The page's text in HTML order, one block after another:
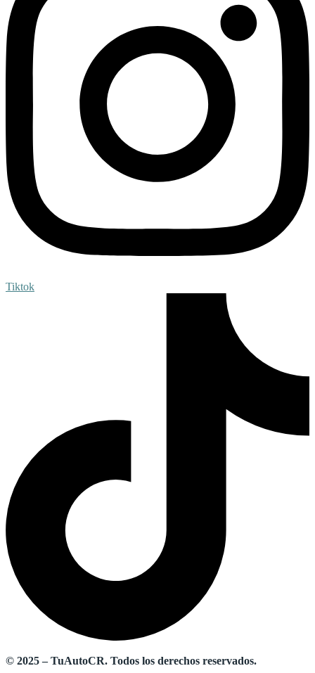
Tiktok
© 2025 – TuAutoCR. Todos los derechos reservados.